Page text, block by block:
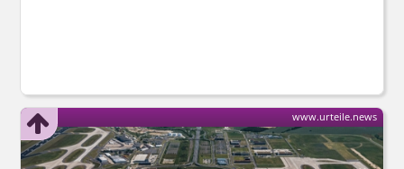
www.urteile.news